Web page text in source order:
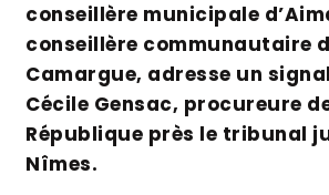
conseillère municipale
conseillère communautaire
Camargue, adresse un
Cécile Gensac, procureure
République près le tribunal
Nîmes.